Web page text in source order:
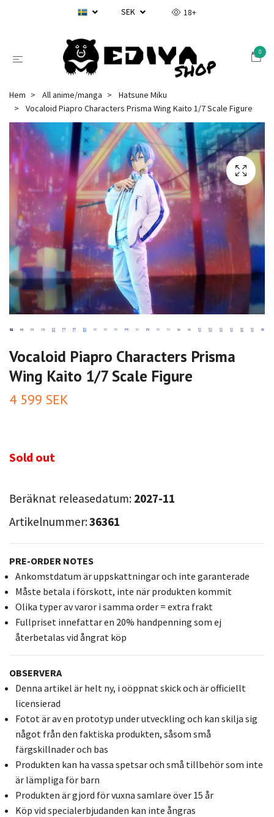
SEK 18+
0
Hem All anime/manga
Hatsune Miku
Vocaloid Piapro Characters Prisma Wing Kaito 1/7 Scale Figure
Vocaloid Piapro Characters Prisma
Wing Kaito 1/7 Scale Figure
4 599 SEK
Sold out
Beräknat releasedatum: 2027-11
Artikelnummer:36361
PRE-ORDER NOTES
Ankomstdatum är uppskattningar och inte garanterade
Måste betala i förskott, inte när produkten kommit
Olika typer av varor i samma order = extra frakt
Fullpriset innefattar en 20% handpenning som ej
återbetalas vid ångrat köp
OBSERVERA
Denna artikel är helt ny, i oöppnat skick och är officiellt
licensierad
Fotot är av en prototyp under utveckling och kan skilja sig
något från den faktiska produkten, såsom små
färgskillnader och bas
Produkten kan ha vassa spetsar och små tillbehör som inte
är lämpliga för barn
Produkten är gjord för vuxna samlare över 15 år
Köp vid specialerbjudanden kan inte ångras